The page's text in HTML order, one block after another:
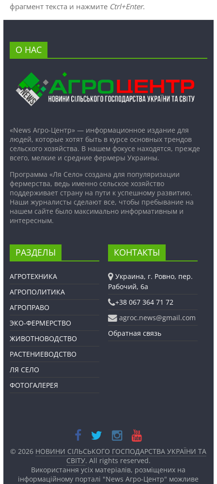
фрагмент текста и нажмите Ctrl+Enter.
О НАС
«News Агро-Центр» — информационное издание для
людей, которые хотят быть в курсе основных трендов
сельского хозяйства. В нашем фокусе находятся, прежде
всего, мелкие и средние фермеры Украины.
Программа «Ля Село» создана для популяризации
фермерства, ведь именно сельское хозяйство
поддерживает страну на пути к успешному развитию.
Наши журналисты сделают все, чтобы пребывание на
нашем сайте было максимально информативным и
интересным.
РАЗДЕЛЫ
АГРОТЕХНИКА
АГРОПОЛИТИКА
АГРОПРАВО
ЭКО-ФЕРМЕРСТВО
ЖИВОТНОВОДСТВО
РАСТЕНИЕВОДСТВО
ЛЯ СЕЛО
ФОТОГАЛЕРЕЯ
КОНТАКТЫ
Украина, г. Ровно, пер.
Рабочий, 6а
+38 067 364 71 72
agroc.news@gmail.com
Обратная связь
© 2026 НОВИНИ СІЛЬСЬКОГО ГОСПОДАРСТВА УКРАЇНИ ТА
СВІТУ. All rights reserved.
Використання усіх матеріалів, розміщених на
інформаційному порталі "News Агро-Центр" можливе